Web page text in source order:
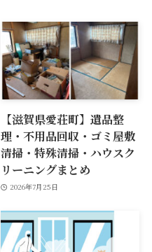
【滋賀県愛荘町】遺品整
理・不用品回収・ゴミ屋敷
清掃・特殊清掃・ハウスク
リーニングまとめ
2026年7月25日